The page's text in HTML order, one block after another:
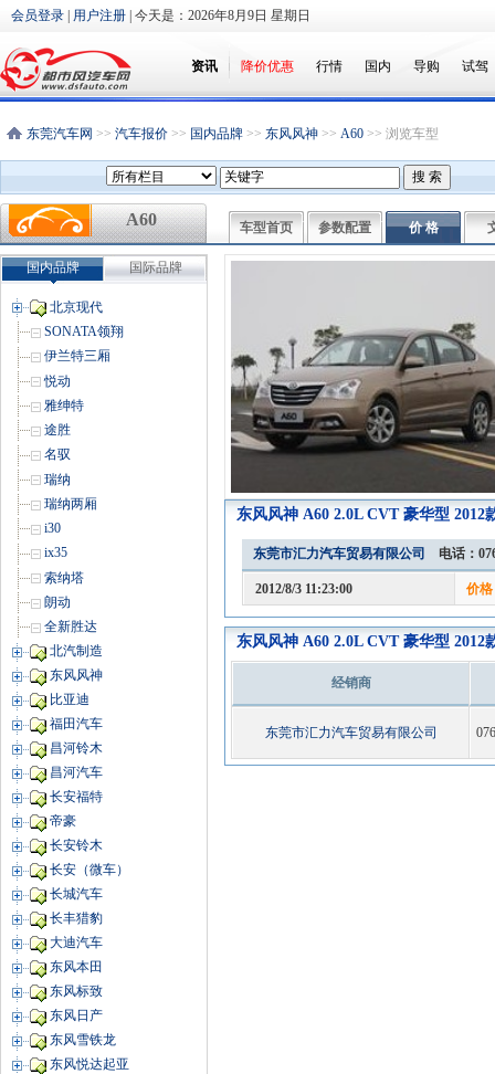
会员登录 用户注册 | 今天是： 2026年8月9日 星期日
资讯 降价优惠 行情 国内 导购 试驾
东莞汽车网 >> 汽车报价 >> 国内品牌 >> 东风风神 >> A60 >> 浏览车型
A60 车型首页 参数配置 价 格
东风风神 A60 2.0L CVT 豪华型
东莞市汇力汽车贸易有限公司 电话：
2012/8/3 11:23:00 价格
东风风神 A60 2.0L CVT 豪华型
经销商
东莞市汇力汽车贸易有限公司
国内品牌 国际品牌
北京现代
SONATA领翔
伊兰特三厢
悦动
雅绅特
途胜
名驭
瑞纳
瑞纳两厢
i30
ix35
索纳塔
朗动
全新胜达
北汽制造
东风风神
比亚迪
福田汽车
昌河铃木
昌河汽车
长安福特
帝豪
长安铃木
长安（微车）
长城汽车
长丰猎豹
大迪汽车
东风本田
东风标致
东风日产
东风雪铁龙
东风悦达起亚